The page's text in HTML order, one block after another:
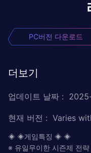
PC버전 다운로드
더보기
업데이트 날짜 :
현재 버전 : Varies
◈ ◈게임특징 ◈ ◈
※ 유일무이한 시즌제 전략